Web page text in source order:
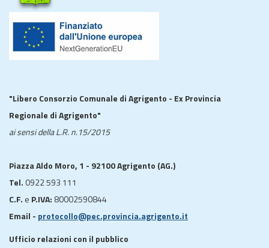
"Libero Consorzio Comunale di Agrigento - Ex Provincia
Regionale di Agrigento"
ai sensi della L.R. n.15/2015
Piazza Aldo Moro, 1 - 92100 Agrigento (AG.)
Tel. 0922 593 111
C.F. e P.IVA: 80002590844
Email - protocollo@pec.provincia.agrigento.it
Ufficio relazioni con il pubblico